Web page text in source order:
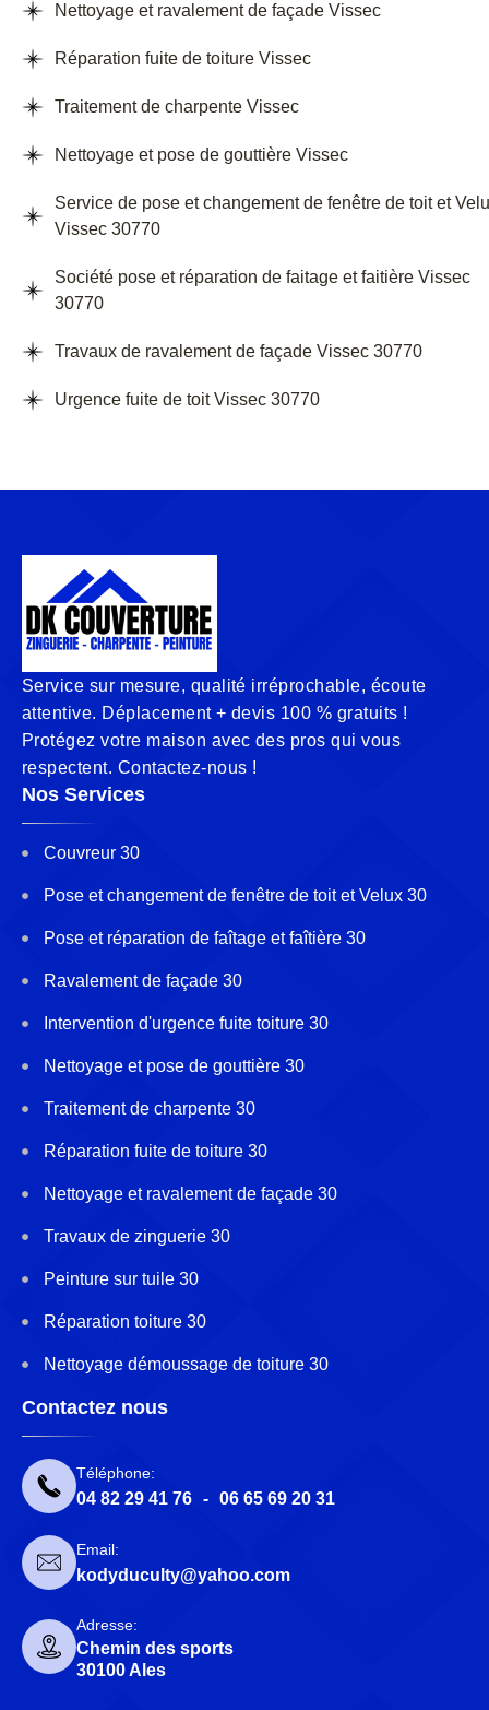
Nettoyage et ravalement de façade Vissec
Réparation fuite de toiture Vissec
Traitement de charpente Vissec
Nettoyage et pose de gouttière Vissec
Service de pose et changement de fenêtre de toit et
Vissec 30770
Société pose et réparation de faitage et faitière Vissec
30770
Travaux de ravalement de façade Vissec 30770
Urgence fuite de toit Vissec 30770
Service sur mesure, qualité irréprochable, écoute
attentive. Déplacement + devis 100 % gratuits !
Protégez votre maison avec des pros qui vous
respectent. Contactez-nous !
Nos Services
Couvreur 30
Pose et changement de fenêtre de toit et Velux 30
Pose et réparation de faîtage et faîtière 30
Ravalement de façade 30
Intervention d'urgence fuite toiture 30
Nettoyage et pose de gouttière 30
Traitement de charpente 30
Réparation fuite de toiture 30
Nettoyage et ravalement de façade 30
Travaux de zinguerie 30
Peinture sur tuile 30
Réparation toiture 30
Nettoyage démoussage de toiture 30
Contactez nous
Téléphone:
04 82 29 41 76 - 06 65 69 20 31
Email:
kodyduculty@yahoo.com
Adresse:
Chemin des sports
30100 Ales